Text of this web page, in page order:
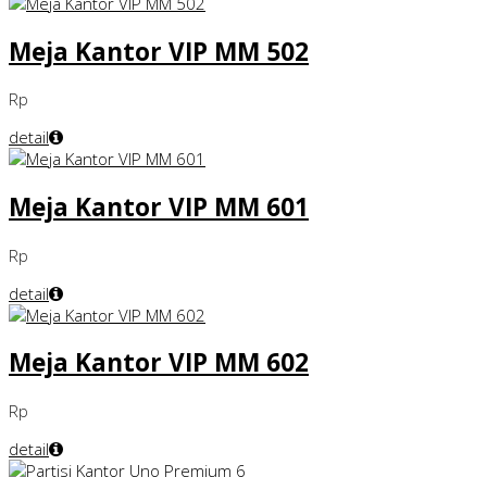
Meja Kantor VIP MM 502
Rp
detail
Meja Kantor VIP MM 601
Rp
detail
Meja Kantor VIP MM 602
Rp
detail